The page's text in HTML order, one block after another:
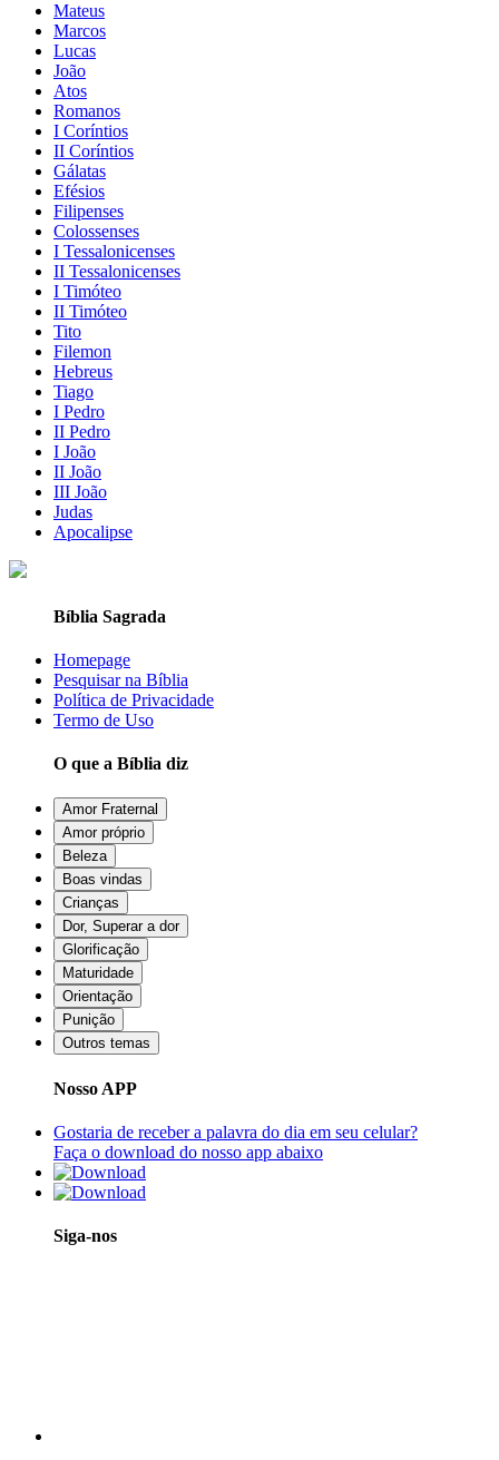
Mateus
Marcos
Lucas
João
Atos
Romanos
I Coríntios
II Coríntios
Gálatas
Efésios
Filipenses
Colossenses
I Tessalonicenses
II Tessalonicenses
I Timóteo
II Timóteo
Tito
Filemon
Hebreus
Tiago
I Pedro
II Pedro
I João
II João
III João
Judas
Apocalipse
Bíblia Sagrada
Homepage
Pesquisar na Bíblia
Política de Privacidade
Termo de Uso
O que a Bíblia diz
Amor Fraternal
Amor próprio
Beleza
Boas vindas
Crianças
Dor, Superar a dor
Glorificação
Maturidade
Orientação
Punição
Outros temas
Nosso APP
Gostaria de receber a palavra do dia em seu celular?
Faça o download do nosso app abaixo
Siga-nos